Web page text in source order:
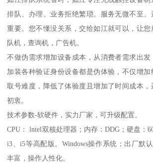
排队、办理、业务拒绝繁琐。服务无微不至
重要。您不懂没关系，交给如江就可以，让
队机，查询机，广告机。
不做伪需求增加设备成本，从消费者需求出发
加装各种验证身份设备都是伪体验，不仅增
取号难度，降低了体验度且增加了时间成本
初衷。
技术参数-软硬件，实力厂家，可升级配置。
CPU： lntel双核处理器；内存：DDG；硬盘：
i3、i5等高配版。Windows操作系统；出厂默
丰富，操作人性化。